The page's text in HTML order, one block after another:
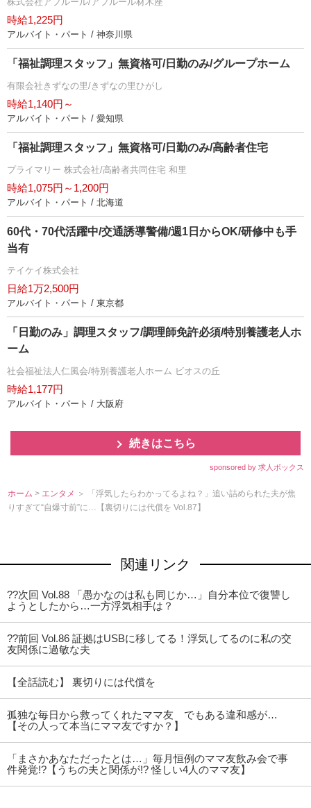
時給1,225円
アルバイト・パート / 神奈川県
「福祉調理スタッフ」無資格可/日勤のみ/グループホーム
有限会社きずなの里/きずなの里ひがし
時給1,140円～
アルバイト・パート / 愛知県
「福祉調理スタッフ」無資格可/日勤のみ/高齢者住宅
プライマリー 株式会社/高齢者共同住宅 和里
時給1,075円～1,200円
アルバイト・パート / 北海道
60代・70代活躍中/交通誘導警備/週1日からOK/研修中も手
当有
テイケイ株式会社
日給1万2,500円
アルバイト・パート / 東京都
「日勤のみ」調理スタッフ/調理師免許必須/特別養護老人ホ
ーム
社会福祉法人仁風会/特別養護老人ホーム ビオスの丘
時給1,177円
アルバイト・パート / 大阪府
続きはこちら
sponsored by 求人ボックス
ホーム > エンタメ ＞ 「浮気したらわかってるよね？」追い詰められた夫が焦
りすぎて“自爆寸前”に…【裏切りには代償を Vol.87】
関連リンク
??次回 Vol.88 「愚かなのは私も同じか…」自分本位で復讐し
ようとしたから…一方浮気相手は？
??前回 Vol.86 証拠はUSBに移してる！浮気してるのに私の交
友関係に過敏な夫
【全話読む】 裏切りには代償を
孤独な毎日から救ってくれたママ友 でもある違和感が…
【その人って本当にママ友ですか？】
「まさかあなただったとは…」毎月恒例のママ友飲み会で事
件発覚!?【うちの夫と関係が!? 怪しい4人のママ友】